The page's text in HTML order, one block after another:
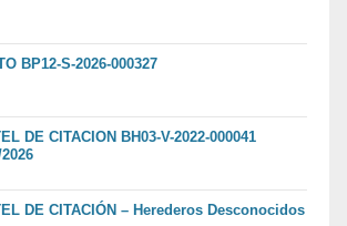
BP12-S-2026-000327
DE CITACION BH03-V-2022-000041
DE CITACIÓN – Herederos Desconocidos